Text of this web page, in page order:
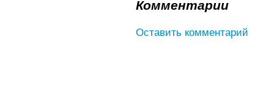
Комментарии
Оставить комментарий